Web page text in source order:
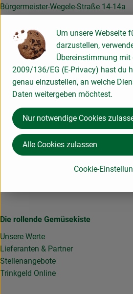
Bürgermeister-Wegele-Straße 14-14a
0821 9997950
info@rollende-gemuesekiste.de
Lieferservice
Häufige Fragen
Liefergebiet
Geschäftskunden
Die rollende Gemüsekiste
Unsere Werte
Lieferanten & Partner
Stellenangebote
Trinkgeld Online
Um unsere Webseite
darzustellen,
Übereinstimmung mit
2009/136/EG (E-Privacy) hast du
genau einzustellen, an welche
Daten weitergeben möchtest.
Cookie-
Nur notwendige Cookies
Alle Cookies zulassen